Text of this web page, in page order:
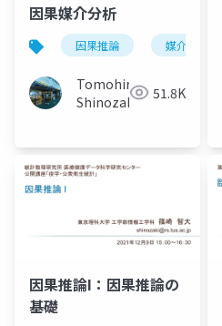
因果媒介分析
因果推論 媒介分析
Tomohiro
Shinozaki
51.8K
因果推論I：因果推論の
基礎